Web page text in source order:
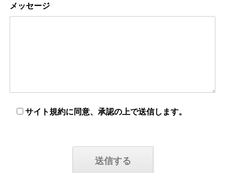
メッセージ
サイト規約に同意、承認の上で送信します。